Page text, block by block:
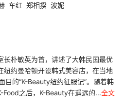
车红 郑相揆 波妮
朴敏英为首，讲述了大韩民国最优
纽约曼哈顿开设韩式美容店，在当地
目的“K-Beauty纽约征服记”。随着韩
Food之后，K-Beauty在遥远的...全文